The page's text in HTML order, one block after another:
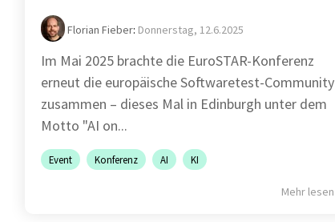
Florian Fieber: Donnerstag, 12.6.2025
Im Mai 2025 brachte die EuroSTAR-Konferenz
erneut die europäische Softwaretest-Community
zusammen – dieses Mal in Edinburgh unter dem
Motto "AI on...
Event Konferenz AI KI
Mehr lesen